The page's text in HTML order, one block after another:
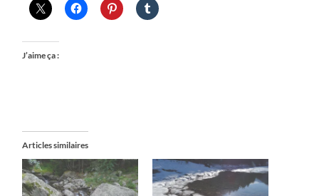
J’aime ça :
Articles similaires